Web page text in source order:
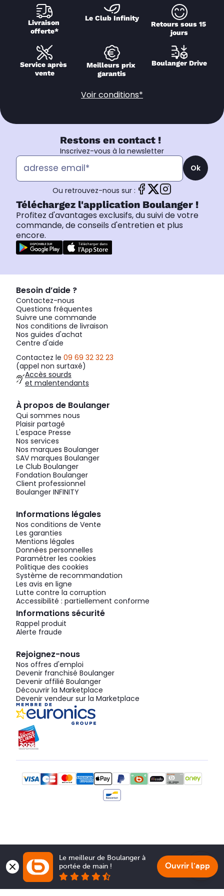
Livraison
offerte*
Le Club Infinity
Retours sous 15
jours
Service après
vente
Meilleurs prix
garantis
Boulanger Drive
Voir conditions*
Restons en contact !
Inscrivez-vous à la newsletter
Ok
Ou retrouvez-nous sur :
Téléchargez l'application Boulanger !
Profitez d'avantages exclusifs, du suivi de votre
commande, de conseils d'entretien et plus
encore.
Besoin d’aide ?
Contactez-nous
Questions fréquentes
Suivre une commande
Nos conditions de livraison
Nos guides d'achat
Centre d'aide
Contactez le 09 69 32 32 23
(appel non surtaxé)
Accès sourds
et malentendants
À propos de Boulanger
Qui sommes nous
Plaisir partagé
L'espace Presse
Nos services
Nos marques Boulanger
SAV marques Boulanger
Le Club Boulanger
Fondation Boulanger
Client professionnel
Boulanger INFINITY
Informations légales
Nos conditions de Vente
Les garanties
Mentions légales
Données personnelles
Paramétrer les cookies
Politique des cookies
Système de recommandation
Les avis en ligne
Lutte contre la corruption
Accessibilité : partiellement conforme
Informations sécurité
Rappel produit
Alerte fraude
Rejoignez-nous
Nos offres d'emploi
Devenir franchisé Boulanger
Devenir affilié Boulanger
Découvrir la Marketplace
Devenir vendeur sur la Marketplace
Le meilleur de Boulanger à
portée de main !
Ouvrir l'app